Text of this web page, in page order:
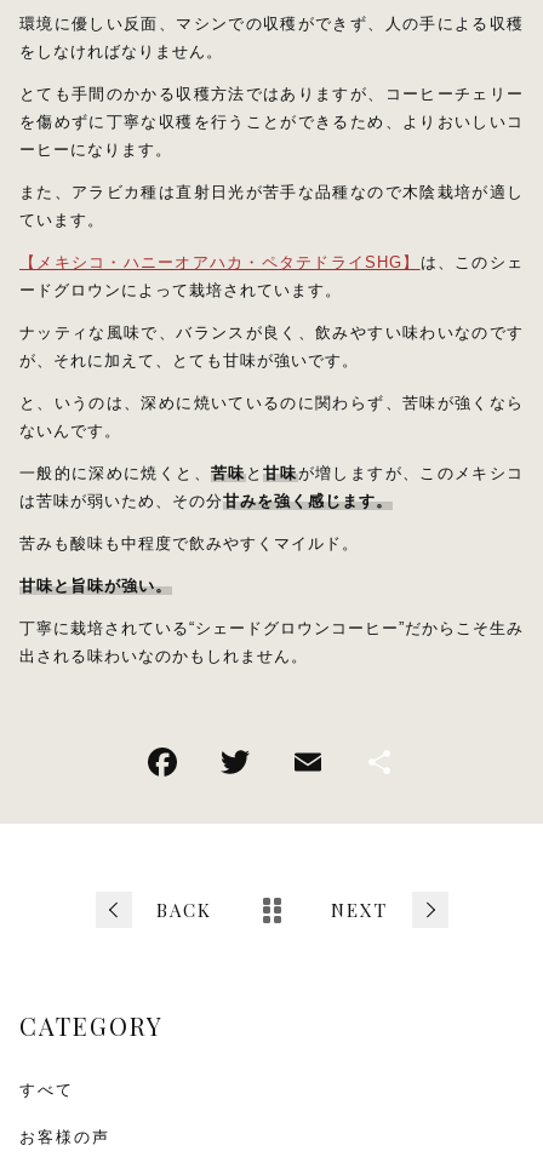
環境に優しい反面、マシンでの収穫ができず、人の手による収穫
をしなければなりません。
とても手間のかかる収穫方法ではありますが、コーヒーチェリー
を傷めずに丁寧な収穫を行うことができるため、よりおいしいコ
ーヒーになります。
また、アラビカ種は直射日光が苦手な品種なので木陰栽培が適し
ています。
【メキシコ・ハニーオアハカ・ペタテドライSHG】 は、このシェ
ードグロウンによって栽培されています。
ナッティな風味で、バランスが良く、飲みやすい味わいなのです
が、それに加えて、とても甘味が強いです。
と、いうのは、深めに焼いているのに関わらず、苦味が強くなら
ないんです。
一般的に深めに焼くと、 苦味と甘味が増しますが、このメキシコ
は苦味が弱いため、その分甘みを強く感じます。
苦みも酸味も中程度で飲みやすくマイルド。
甘味と旨味が強い。
丁寧に栽培されている“シェードグロウンコーヒー”だからこそ生み
出される味わいなのかもしれません。
b
BACK NEXT
CATEGORY
すべて
お客様の声
お楽しみBOX
KUTEのおやつ箱